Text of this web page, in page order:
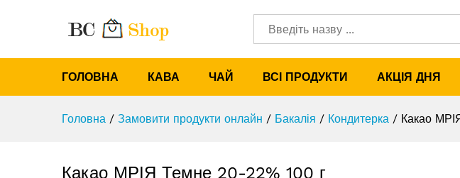
Категорії
ГОЛОВНА КАВА ЧАЙ ВСІ ПРОДУКТИ АКЦІЯ ДНЯ
Головна / Замовити продукти онлайн / Бакалія / Кондитерка / Какао
Какао МРІЯ Темне 20-22% 100 г
Опис